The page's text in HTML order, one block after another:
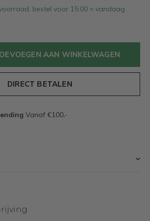
bestel voor 15:00 = vandaag
AAN WINKELWAGEN
DIRECT BETALEN
Vanaf €100,-